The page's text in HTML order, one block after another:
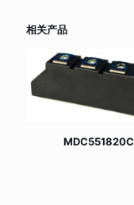
相关产品
MDC551820C